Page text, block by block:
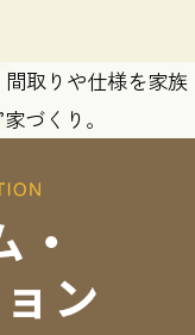
取りや仕様を家族
づくり。